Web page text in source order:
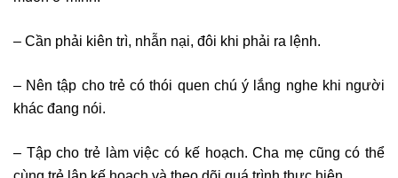
– Cần phải kiên trì, nhẫn nại, đôi khi phải ra lệnh.
– Nên tập cho trẻ có thói quen chú ý lắng nghe khi người
khác đang nói.
– Tập cho trẻ làm việc có kế hoạch. Cha mẹ cũng có thể